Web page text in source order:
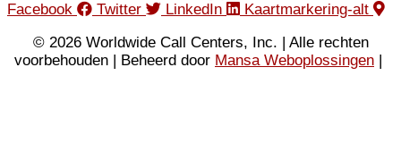
Facebook Twitter LinkedIn
Kaartmarkering-alt
© 2026 Worldwide Call Centers, Inc. | Alle rechten
voorbehouden | Beheerd door Mansa Weboplossingen